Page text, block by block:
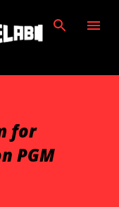
for
PGM